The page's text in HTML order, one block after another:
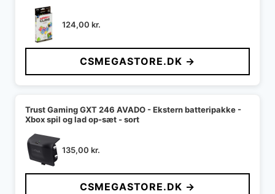
124,00 kr.
CSMEGASTORE.DK →
Trust Gaming GXT 246 AVADO - Ekstern batteripakke -
Xbox spil og lad op-sæt - sort
135,00 kr.
CSMEGASTORE.DK →